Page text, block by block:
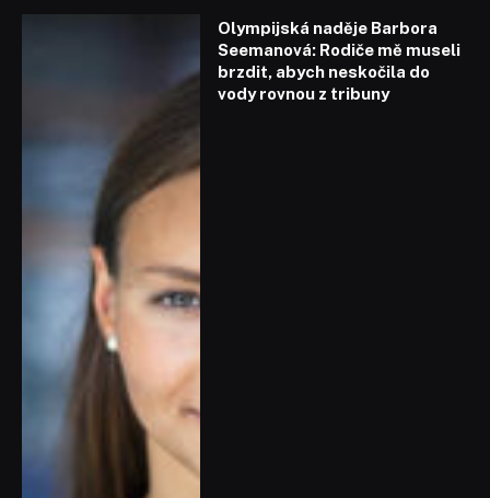
Olympijská naděje Barbora
Seemanová: Rodiče mě museli
brzdit, abych neskočila do
vody rovnou z tribuny